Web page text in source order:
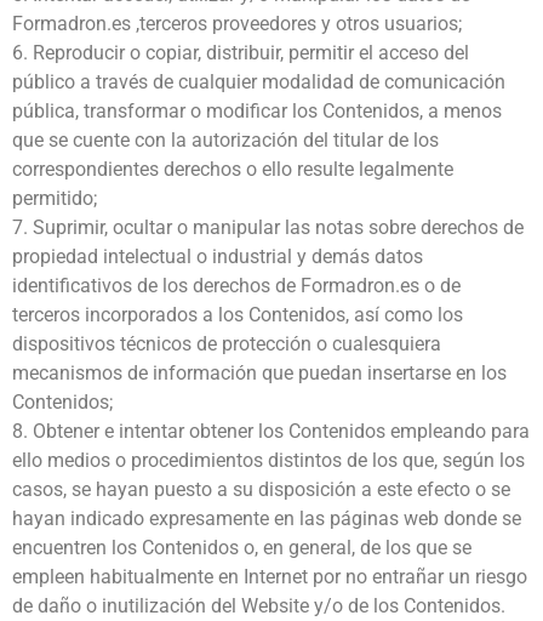
Formadron.es ,terceros proveedores y otros usuarios;
6. Reproducir o copiar, distribuir, permitir el acceso del
público a través de cualquier modalidad de comunicación
pública, transformar o modificar los Contenidos, a menos
que se cuente con la autorización del titular de los
correspondientes derechos o ello resulte legalmente
permitido;
7. Suprimir, ocultar o manipular las notas sobre derechos de
propiedad intelectual o industrial y demás datos
identificativos de los derechos de Formadron.es o de
terceros incorporados a los Contenidos, así como los
dispositivos técnicos de protección o cualesquiera
mecanismos de información que puedan insertarse en los
Contenidos;
8. Obtener e intentar obtener los Contenidos empleando para
ello medios o procedimientos distintos de los que, según los
casos, se hayan puesto a su disposición a este efecto o se
hayan indicado expresamente en las páginas web donde se
encuentren los Contenidos o, en general, de los que se
empleen habitualmente en Internet por no entrañar un riesgo
de daño o inutilización del Website y/o de los Contenidos.